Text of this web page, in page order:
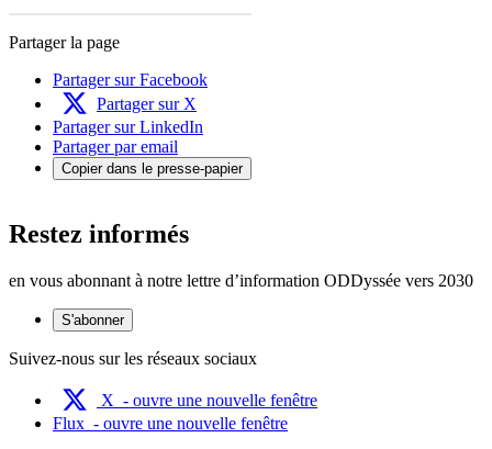
Partager la page
Partager sur Facebook
Partager sur X
Partager sur LinkedIn
Partager par email
Copier dans le presse-papier
Restez informés
en vous abonnant à notre lettre d’information ODDyssée vers 2030
S'abonner
Suivez-nous sur les réseaux sociaux
X - ouvre une nouvelle fenêtre
Flux - ouvre une nouvelle fenêtre